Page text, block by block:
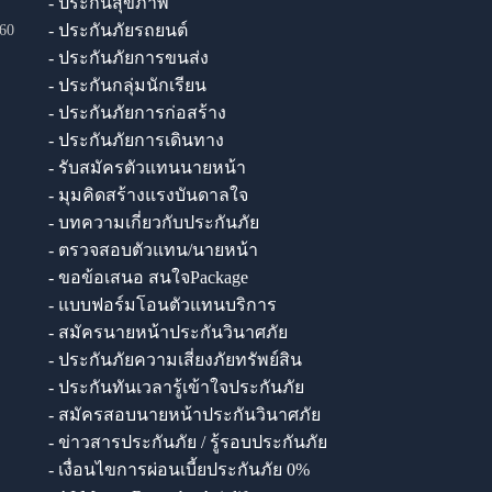
- ประกันภัยรถยนต์
- ประกันภัยการขนส่ง
- ประกันกลุ่มนักเรียน
- ประกันภัยการก่อสร้าง
- ประกันภัยการเดินทาง
- รับสมัครตัวแทนนายหน้า
- มุมคิดสร้างแรงบันดาลใจ
- บทความเกี่ยวกับประกันภัย
- ตรวจสอบตัวแทน/นายหน้า
- ขอข้อเสนอ สนใจPackage
- แบบฟอร์มโอนตัวแทนบริการ
- สมัครนายหน้าประกันวินาศภัย
- ประกันภัยความเสี่ยงภัยทรัพย์สิน
- ประกันทันเวลารู้เข้าใจประกันภัย
- สมัครสอบนายหน้าประกันวินาศภัย
- ข่าวสารประกันภัย / รู้รอบประกันภัย
- เงื่อนไขการผ่อนเบี้ยประกันภัย 0%